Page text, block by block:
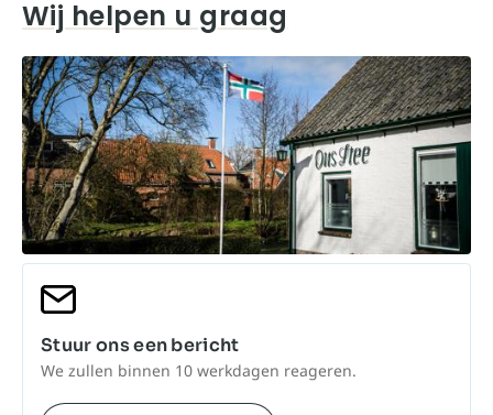
Wij helpen u graag
Stuur ons een bericht
We zullen binnen 10 werkdagen reageren.